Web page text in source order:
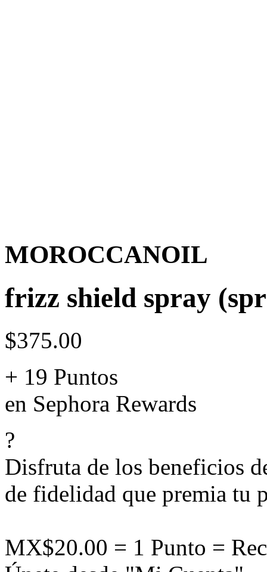
MOROCCANOIL
frizz shield spray
$375.00
+ 19 Puntos
en Sephora Rewards
?
Disfruta de los beneficios
de fidelidad que premia tu
MX$20.00 = 1 Punto =